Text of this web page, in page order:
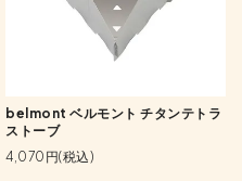
belmont ベルモント チタンテトラ
ストーブ
4,070円(税込)